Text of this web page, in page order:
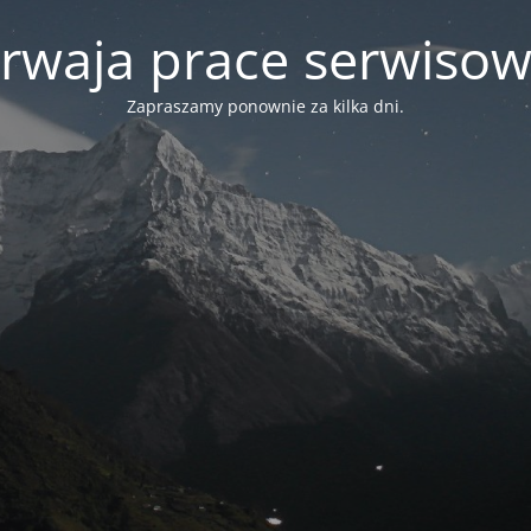
prace
Zapraszamy ponownie za kilka dni.